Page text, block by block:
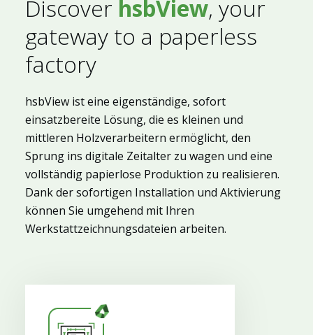
Discover hsbView, your
gateway to a paperless
factory
hsbView ist eine eigenständige, sofort
einsatzbereite Lösung, die es kleinen und
mittleren Holzverarbeitern ermöglicht, den
Sprung ins digitale Zeitalter zu wagen und eine
vollständig papierlose Produktion zu realisieren.
Dank der sofortigen Installation und Aktivierung
können Sie umgehend mit Ihren
Werkstattzeichnungsdateien arbeiten.